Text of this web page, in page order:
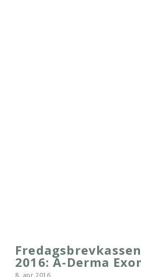
2016: A-Derma
8. apr 2016